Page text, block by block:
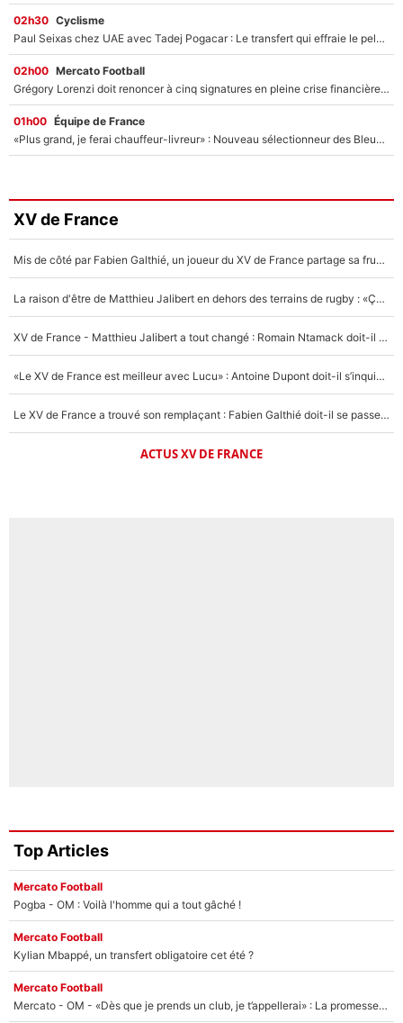
02h30 Cyclisme
Paul Seixas chez UAE avec Tadej Pogacar : Le transfert qui effraie le peloton, «c’est la pire des choses qui puisse arriver»
02h00 Mercato Football
Grégory Lorenzi doit renoncer à cinq signatures en pleine crise financière : L’IA propose sept noms à l’OM pour un mercato réussi... à seulement 5M€ !
01h00 Équipe de France
«Plus grand, je ferai chauffeur-livreur» : Nouveau sélectionneur des Bleus, Zinédine Zidane s’était imaginé un avenir très différent lorsqu'il était enfant
XV de France
Mis de côté par Fabien Galthié, un joueur du XV de France partage sa frustration : «ils ne me l’ont pas dit tout de suite»
La raison d'être de Matthieu Jalibert en dehors des terrains de rugby : «Ça m'atteint autant que si tu touches à un membre de ma famille»
XV de France - Matthieu Jalibert a tout changé : Romain Ntamack doit-il s’inquiéter pour sa place à un an de la Coupe du monde ?
«Le XV de France est meilleur avec Lucu» : Antoine Dupont doit-il s’inquiéter pour sa place ?
Le XV de France a trouvé son remplaçant : Fabien Galthié doit-il se passer d'Antoine Dupont ?
ACTUS XV DE FRANCE
Top Articles
Mercato Football
Pogba - OM : Voilà l'homme qui a tout gâché !
Mercato Football
Kylian Mbappé, un transfert obligatoire cet été ?
Mercato Football
Mercato - OM - «Dès que je prends un club, je t’appellerai» : La promesse de Marcelino au moment de claquer la porte